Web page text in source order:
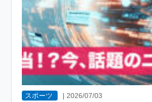
スポーツ | 2026/07/03